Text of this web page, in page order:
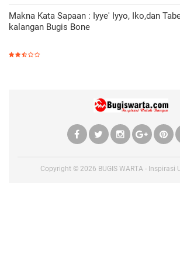
Makna Kata Sapaan : Iyye' Iyyo, Iko,dan
kalangan Bugis Bone
Copyright © 2026 BUGIS WARTA - Inspirasi